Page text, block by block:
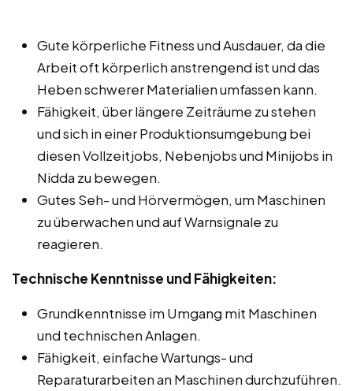
Gute körperliche Fitness und Ausdauer, da die
Arbeit oft körperlich anstrengend ist und das
Heben schwerer Materialien umfassen kann.
Fähigkeit, über längere Zeiträume zu stehen
und sich in einer Produktionsumgebung bei
diesen Vollzeitjobs, Nebenjobs und Minijobs in
Nidda zu bewegen.
Gutes Seh- und Hörvermögen, um Maschinen
zu überwachen und auf Warnsignale zu
reagieren.
Technische Kenntnisse und Fähigkeiten:
Grundkenntnisse im Umgang mit Maschinen
und technischen Anlagen.
Fähigkeit, einfache Wartungs- und
Reparaturarbeiten an Maschinen durchzuführen.